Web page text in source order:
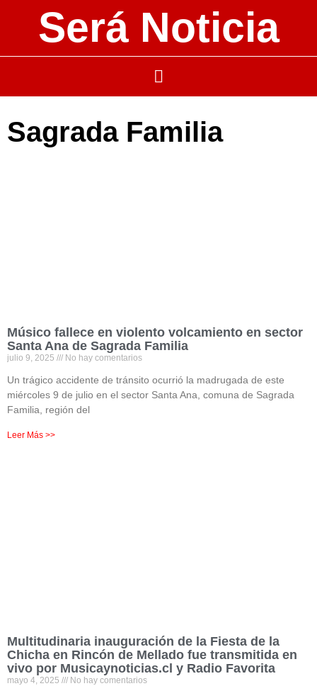
Será Noticia
Sagrada Familia
Músico fallece en violento volcamiento en sector
Santa Ana de Sagrada Familia
julio 9, 2025 No hay comentarios
Un trágico accidente de tránsito ocurrió la madrugada de este
miércoles 9 de julio en el sector Santa Ana, comuna de Sagrada
Familia, región del
Leer Más >>
Multitudinaria inauguración de la Fiesta de la
Chicha en Rincón de Mellado fue transmitida en
vivo por Musicaynoticias.cl y Radio Favorita
mayo 4, 2025 No hay comentarios